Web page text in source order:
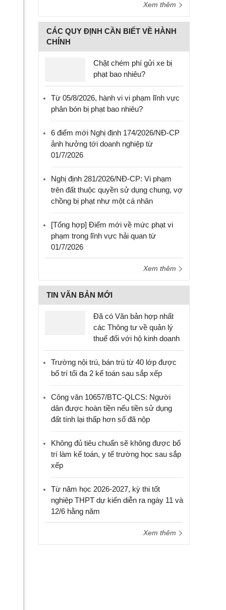
Xem thêm
CÁC QUY ĐỊNH CẦN BIẾT VỀ HÀNH
CHÍNH
Chặt chém phí gửi xe bị
phạt bao nhiêu?
Từ 05/8/2026, hành vi vi phạm lĩnh vực
phân bón bị phạt bao nhiêu?
6 điểm mới Nghị định 174/2026/NĐ-CP
ảnh hưởng tới doanh nghiệp từ
01/7/2026
Nghị định 281/2026/NĐ-CP: Vi phạm
trên đất thuộc quyền sử dụng chung, vợ
chồng bị phạt như một cá nhân
[Tổng hợp] Điểm mới về mức phạt vi
phạm trong lĩnh vực hải quan từ
01/7/2026
Xem thêm
TIN VĂN BẢN MỚI
Đã có Văn bản hợp nhất
các Thông tư về quản lý
thuế đối với hộ kinh doanh
Trường nội trú, bán trú từ 40 lớp được
bố trí tối đa 2 kế toán sau sắp xếp
Công văn 10657/BTC-QLCS: Người
dân được hoàn tiền nếu tiền sử dụng
đất tính lại thấp hơn số đã nộp
Không đủ tiêu chuẩn sẽ không được bố
trí làm kế toán, y tế trường học sau sắp
xếp
Từ năm học 2026-2027, kỳ thi tốt
nghiệp THPT dự kiến diễn ra ngày 11 và
12/6 hằng năm
Xem thêm